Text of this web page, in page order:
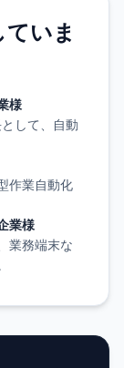
いま
様
して、自動
作業自動化
業様
業務端末な